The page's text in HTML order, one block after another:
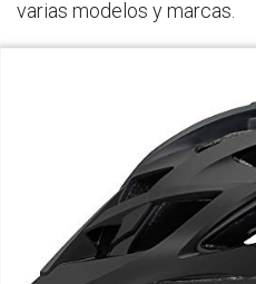
varias modelos y marcas.